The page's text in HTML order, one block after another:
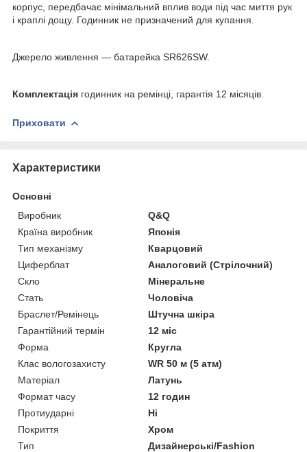
корпус, передбачає мінімальний вплив води під час миття рук
і краплі дощу. Годинник не призначений для купання.
Джерело живлення — батарейка SR626SW.
Комплектація годинник на ремінці, гарантія 12 місяців.
Приховати
Характеристики
Основні
Виробник
Q&Q
Країна виробник
Японія
Тип механізму
Кварцовий
Циферблат
Аналоговий (Стрілочний)
Скло
Мінеральне
Стать
Чоловіча
Браслет/Ремінець
Штучна шкіра
Гарантійний термін
12 міс
Форма
Кругла
Клас вологозахисту
WR 50 м (5 атм)
Матеріал
Латунь
Формат часу
12 годин
Протиударні
Ні
Покриття
Хром
Тип
Дизайнерські/Fashion